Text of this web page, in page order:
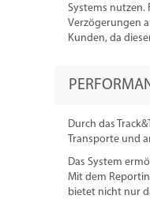
Systems nutzen.
Verzögerungen
Kunden, da
Durch das
Transporte und
Das System
Mit dem
bietet nicht nur